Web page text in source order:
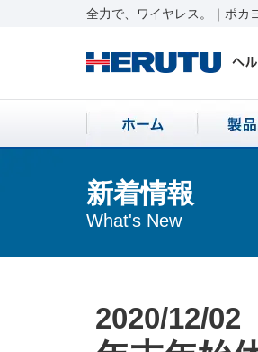
全力で、ワイヤレス。｜ポカ
新着情報
What's New
2020/12/02